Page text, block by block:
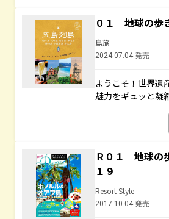
０１ 地球の
島旅
2024.07.04 発売
ようこそ！世界遺
魅力をギュッと凝
Ｒ０１ 地球の
１９
Resort Style
2017.10.04 発売